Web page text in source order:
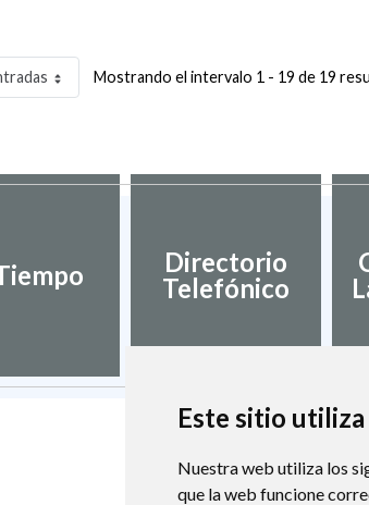
Este sitio
Nuestra web utiliza los
que la web funcione
Mostrando el intervalo 1 - 19 de 19
Directorio
Telefónico